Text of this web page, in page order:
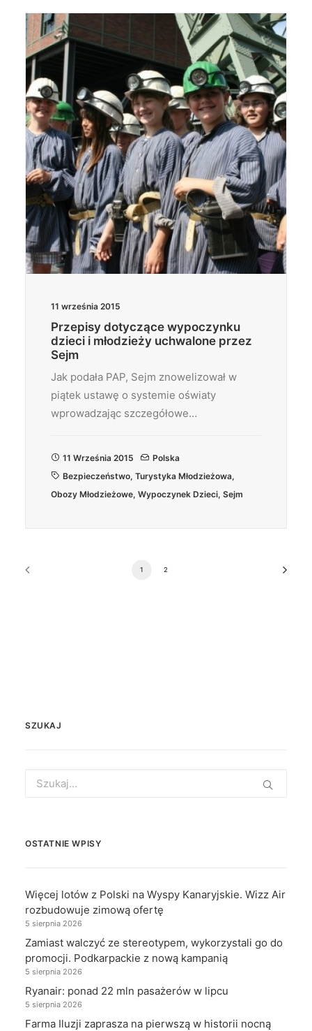
11 września 2015
Przepisy dotyczące wypoczynku
dzieci i młodzieży uchwalone przez
Sejm
Jak podała PAP, Sejm znowelizował w
piątek ustawę o systemie oświaty
wprowadzając szczegółowe…
11 Września 2015
Polska
Bezpieczeństwo, Turystyka Młodzieżowa,
Obozy Młodzieżowe, Wypoczynek Dzieci, Sejm
1 2
SZUKAJ
for:
OSTATNIE WPISY
Więcej lotów z Polski na Wyspy Kanaryjskie. Wizz Air
rozbudowuje zimową ofertę
5 sierpnia 2026
Zamiast walczyć ze stereotypem, wykorzystali go do
promocji. Podkarpackie z nową kampanią
5 sierpnia 2026
Ryanair: ponad 22 mln pasażerów w lipcu
5 sierpnia 2026
Farma Iluzji zaprasza na pierwszą w historii nocną